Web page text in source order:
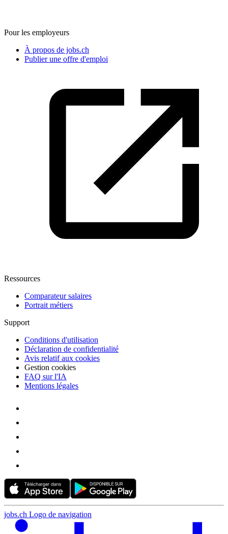
Pour les employeurs
À propos de jobs.ch
Publier une offre d'emploi
Ressources
Comparateur salaires
Portrait métiers
Support
Conditions d'utilisation
Déclaration de confidentialité
Avis relatif aux cookies
Gestion cookies
FAQ sur l'IA
Mentions légales
jobs.ch Logo de navigation